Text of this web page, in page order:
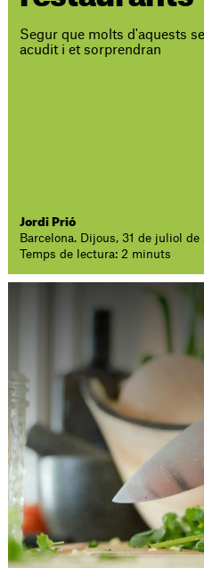
Segur que molts d'aquests
acudit i et sorprendran
Jordi Prió
Barcelona. Dijous, 31 de juliol
Temps de lectura: 2 minuts